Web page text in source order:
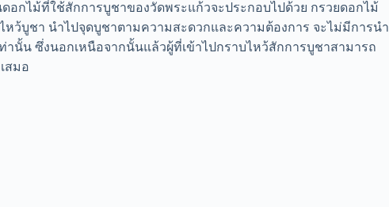
อกไม้ที่ใช้สักการบูชาของวัดพระแก้วจะประกอบไปด้วย กรวยดอกไม้
หว้บูชา นำไปจุดบูชาตามความสะดวกและความต้องการ จะไม่มีการนำ
านั้น ซึ่งนอกเหนือจากนั้นแล้วผู้ที่เข้าไปกราบไหว้สักการบูชาสามารถ
สมอ